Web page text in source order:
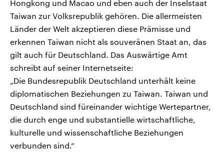
Hongkong und Macao und eben auch der Inselstaat
Taiwan zur Volksrepublik gehören. Die allermeisten
Länder der Welt akzeptieren diese Prämisse und
erkennen Taiwan nicht als souveränen Staat an, das
gilt auch für Deutschland. Das Auswärtige Amt
schreibt auf seiner Internetseite:
„Die Bundesrepublik Deutschland unterhält keine
diplomatischen Beziehungen zu Taiwan. Taiwan und
Deutschland sind füreinander wichtige Wertepartner,
die durch enge und substantielle wirtschaftliche,
kulturelle und wissenschaftliche Beziehungen
verbunden sind.“